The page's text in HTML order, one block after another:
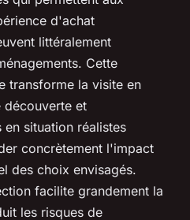
d'achat
littéralement
Cette
transforme la visite en
découverte et
situation réalistes
concrètement l'impact
des choix envisagés.
facilite grandement la
les risques de